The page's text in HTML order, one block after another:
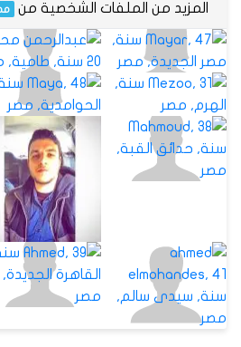
المزيد من الملفات الشخصية من